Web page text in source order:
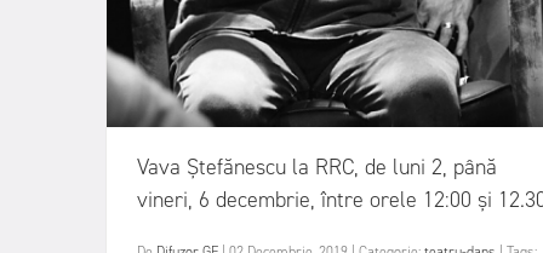
Vava Ştefănescu la RRC, de luni 2, până
vineri, 6 decembrie, între orele 12:00 şi